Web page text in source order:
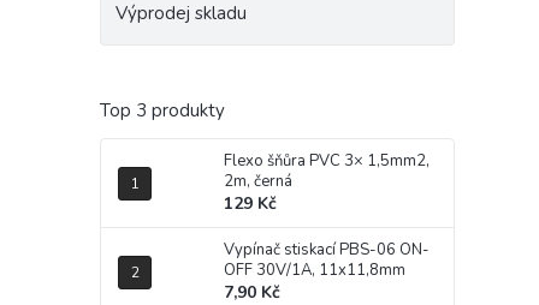
Výprodej skladu
Top 3 produkty
Flexo šňůra PVC 3× 1,5mm2,
2m, černá
129 Kč
Vypínač stiskací PBS-06 ON-
OFF 30V/1A, 11x11,8mm
7,90 Kč